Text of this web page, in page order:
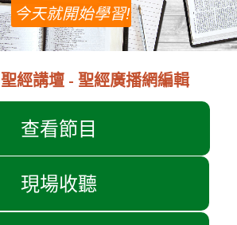
今天就開始學習!
聖經講壇 - 聖經廣播網編輯
查看節目
現場收聽